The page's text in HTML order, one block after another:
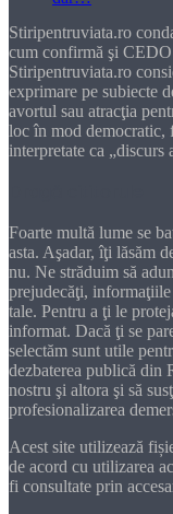
Stiripentruviata.ro
cum confirmă şi
Stiripentruviata.ro
exprimare pe subiecte
avortul sau atracţia
loc în mod democratic,
interpretate ca „discurs
Foarte multă lume se
asta. Aşadar, îţi lăsăm
nu. Ne străduim să
prejudecăţi,
tale. Pentru a ţi le
informat. Dacă ţi se
selectăm sunt utile
dezbaterea publică din
nostru şi altora şi să
profesionalizarea
Acest site utilizează
de acord cu utilizarea
fi consultate prin